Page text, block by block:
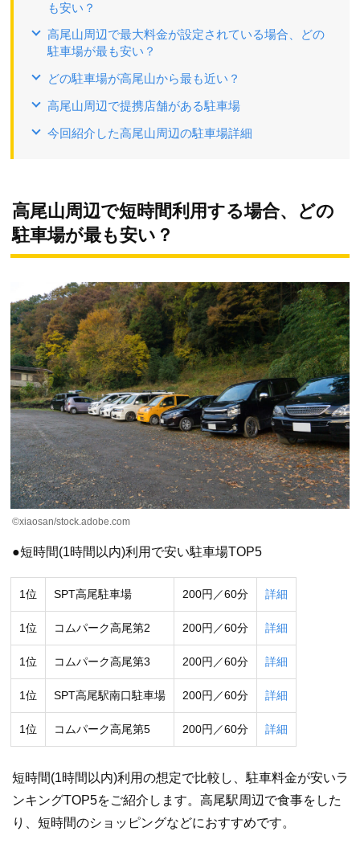
も安い？
高尾山周辺で最大料金が設定されている場合、どの
駐車場が最も安い？
どの駐車場が高尾山から最も近い？
高尾山周辺で提携店舗がある駐車場
今回紹介した高尾山周辺の駐車場詳細
高尾山周辺で短時間利用する場合、どの
駐車場が最も安い？
©xiaosan/stock.adobe.com
●短時間(1時間以内)利用で安い駐車場TOP5
1位 SPT高尾駐車場 200円／60分 詳細
1位 コムパーク高尾第2 200円／60分 詳細
1位 コムパーク高尾第3 200円／60分 詳細
1位 SPT高尾駅南口駐車場 200円／60分 詳細
1位 コムパーク高尾第5 200円／60分 詳細
短時間(1時間以内)利用の想定で比較し、駐車料金が安いラ
ンキングTOP5をご紹介します。高尾駅周辺で食事をした
り、短時間のショッピングなどにおすすめです。